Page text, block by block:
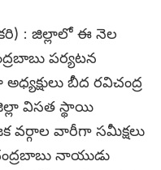
: జిల్లాలో ఈ నెల
పర్యటన
బీద రవిచంద్ర
విసత స్థాయి
వర్గాల వారీగా సమీక్షలు
నాయుడు